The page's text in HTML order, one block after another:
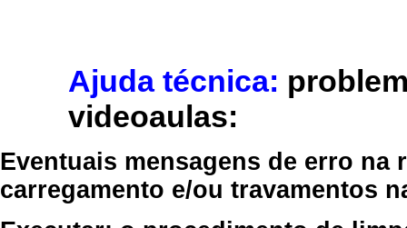
Ajuda técnica:
videoaulas:
Eventuais mensagens de erro
carregamento e/ou travamentos